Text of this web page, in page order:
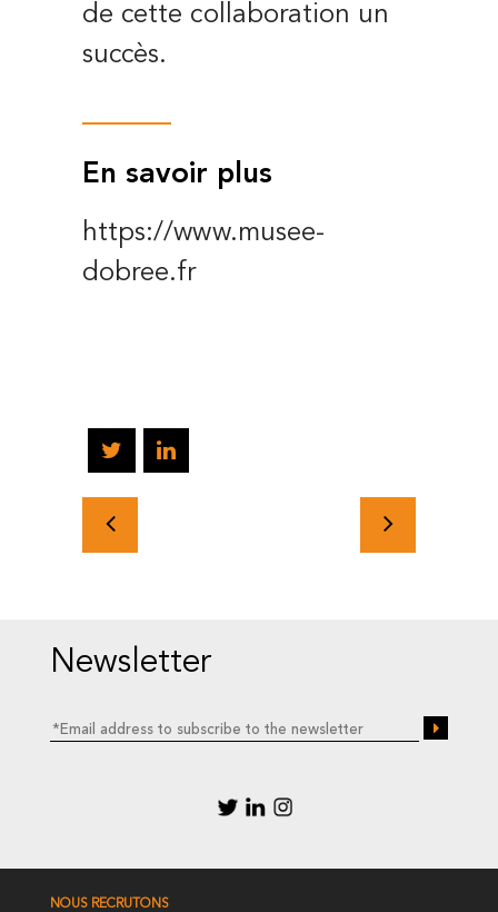
de cette collaboration un
succès.
En savoir plus
https://www.musee-
dobree.fr
Newsletter
NOUS RECRUTONS